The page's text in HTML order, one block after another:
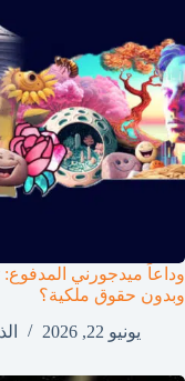
وداعاً ميدجورني المدفوع:
وبدون حقوق ملكية؟
يونيو 22, 2026